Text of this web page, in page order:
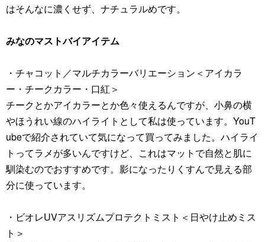
はそんなに濃くせず、ナチュラルめです。
みなのマストバイアイテム
・チャコット／マルチカラーバリエーション＜アイカラ
ー・チークカラー・口紅＞
チークとかアイカラーとか色々使えるんですが、小鼻の横
やほうれい線のハイライトとして私は使っています。YouT
ubeで紹介されていて気になって買ってみました。ハイライ
トってラメが多いんですけど、これはマットで自然と肌に
馴染むのでおすすめです。影になったりくすんで見える部
分に使っています。
・ビオレUVアスリズムプロテクトミスト＜日やけ止めミス
ト＞